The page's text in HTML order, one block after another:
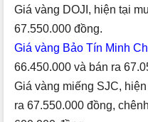
Giá vàng DOJI, hiện tại
67.550.000 đồng.
Giá vàng Bảo Tín Minh
66.450.000 và bán ra
Giá vàng miếng SJC,
ra 67.550.000 đồng,